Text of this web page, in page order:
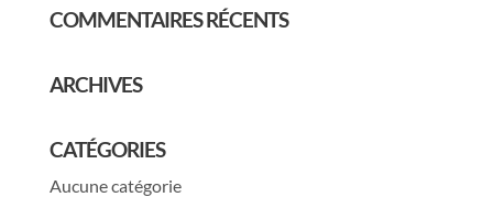
COMMENTAIRES RÉCENTS
ARCHIVES
CATÉGORIES
Aucune catégorie